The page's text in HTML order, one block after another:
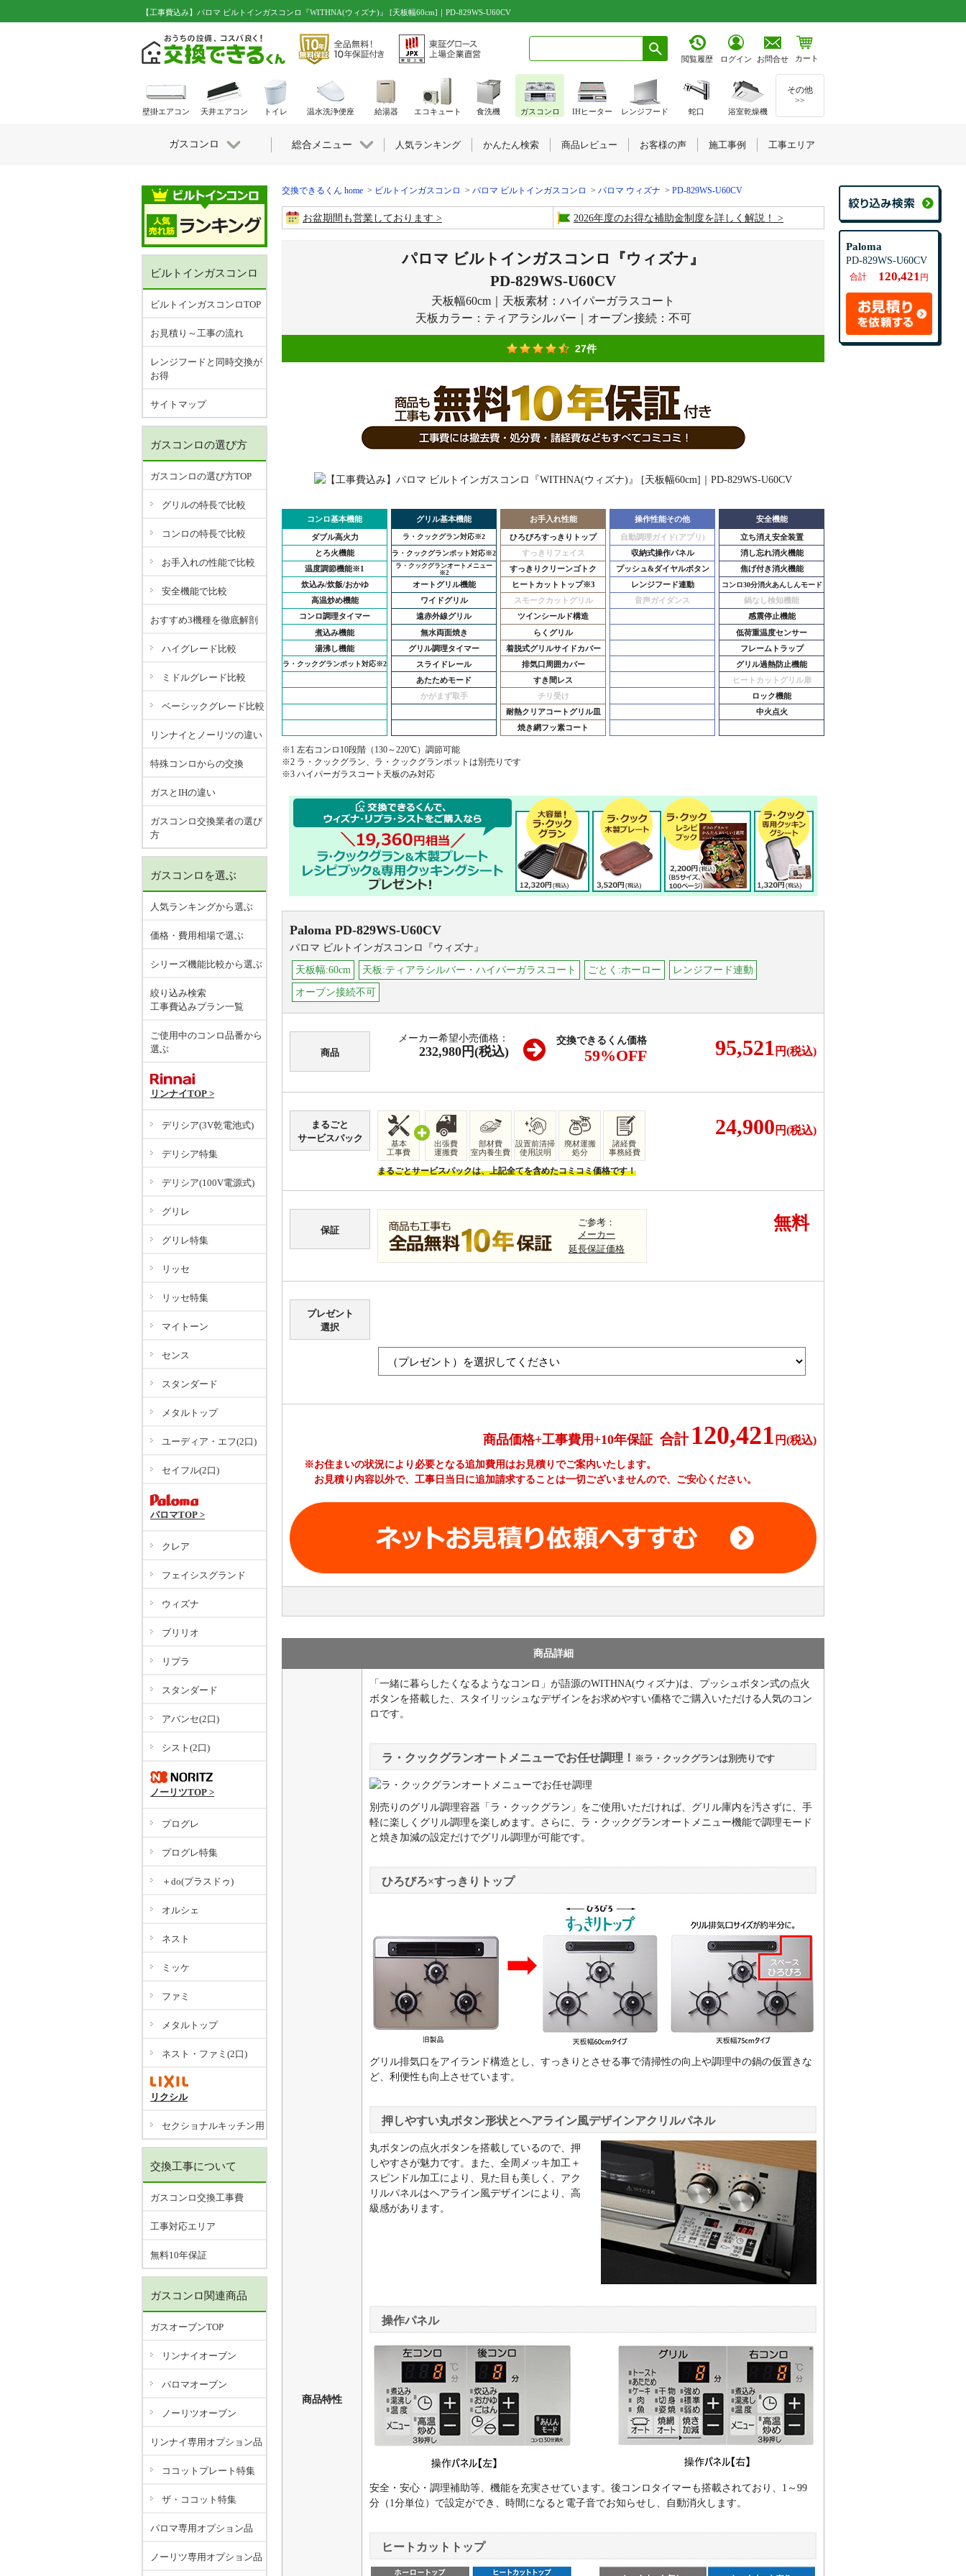
Paloma
PD-829WS-U60CV
合計 120,421 円
【工事費込み】パロマ ビルトインガスコンロ『WITHNA(ウィズナ)』 [天板幅60cm]｜PD-829WS-U60CV
閲覧履歴 ログイン お問合せ カート
交換できるくん home ビルトインガスコンロ パロマ ビルトインガスコンロ パロマ ウィズナ PD-829WS-U60CV
お盆期間も営業しております 2026年度のお得な補助金制度を詳しく解説！
パロマ ビルトインガスコンロ『ウィズナ』
PD-829WS-U60CV
天板幅60cm｜天板素材：ハイパーガラスコート
天板カラー：ティアラシルバー｜オーブン接続：不可
27件
コンロ基本機能
ダブル高火力
とろ火機能
温度調節機能※1
炊込み/炊飯/おかゆ
高温炒め機能
コンロ調理タイマー
煮込み機能
湯沸し機能
ラ・クックグランポット対応※2
グリル基本機能
ラ・クックグラン対応※2
ラ・クックグランポット対応※2
ラ・クックグランオートメニュー
※2
オートグリル機能
ワイドグリル
遠赤外線グリル
無水両面焼き
グリル調理タイマー
スライドレール
あたためモード
かがまず取手
お手入れ性能
ひろびろすっきりトップ
すっきりフェイス
すっきりクリーンゴトク
ヒートカットトップ※3
スモークカットグリル
ツインシールド構造
らくグリル
着脱式グリルサイドカバー
排気口周囲カバー
すき間レス
チリ受け
耐熱クリアコートグリル皿
焼き網フッ素コート
操作性能その他
自動調理ガイド(アプリ)
収納式操作パネル
プッシュ&ダイヤルボタン
レンジフード連動
音声ガイダンス
安全機能
立ち消え安全装置
消し忘れ消火機能
焦げ付き消火機能
コンロ30分消火あんしんモード
鍋なし検知機能
感震停止機能
低荷重温度センサー
フレームトラップ
グリル過熱防止機能
ヒートカットグリル扉
ロック機能
中火点火
※1 左右コンロ10段階（130～220℃）調節可能
※2 ラ・クックグラン、ラ・クックグランポットは別売りです
※3 ハイパーガラスコート天板のみ対応
Paloma PD-829WS-U60CV
パロマ ビルトインガスコンロ『ウィズナ』
天板幅:60cm 天板:ティアラシルバー・ハイパーガラスコート ごとく:ホーロー レンジフード連動
オーブン接続不可
商品
メーカー希望小売価格：
232,980円(税込)
交換できるくん価格
59%OFF 95,521 円(税込)
まるごと
サービスパック
基本
工事費
出張費
運搬費
部材費
室内養生費
設置前清掃
使用説明
廃材運搬
処分
諸経費
事務経費
まるごとサービスパックは、上記全てを含めたコミコミ価格です！
24,900 円(税込)
保証
ご参考：
メーカー
延長保証価格
無料
プレゼント
選択
商品価格+工事費用+10年保証 合計 120,421 円(税込)
※お住まいの状況により必要となる追加費用はお見積りでご案内いたします。
お見積り内容以外で、工事日当日に追加請求することは一切ございませんので、ご安心ください。
商品詳細
商品特性
「一緒に暮らしたくなるようなコンロ」が語源のWITHNA(ウィズナ)は、プッシュボタン式の点火
ボタンを搭載した、スタイリッシュなデザインをお求めやすい価格でご購入いただける人気のコン
ロです。
ラ・クックグランオートメニューでお任せ調理！ ※ラ・クックグランは別売りです
別売りのグリル調理容器「ラ・クックグラン」をご使用いただければ、グリル庫内を汚さずに、手
軽に楽しくグリル調理を楽しめます。さらに、ラ・クックグランオートメニュー機能で調理モード
と焼き加減の設定だけでグリル調理が可能です。
ひろびろ×すっきりトップ
グリル排気口をアイランド構造とし、すっきりとさせる事で清掃性の向上や調理中の鍋の仮置きな
ど、利便性も向上させています。
押しやすい丸ボタン形状とヘアライン風デザインアクリルパネル
丸ボタンの点火ボタンを搭載しているので、押
しやすさが魅力です。また、全周メッキ加工＋
スピンドル加工により、見た目も美しく、アク
リルパネルはヘアライン風デザインにより、高
級感があります。
操作パネル
安全・安心・調理補助等、機能を充実させています。後コンロタイマーも搭載されており、1～99
分（1分単位）で設定ができ、時間になると電子音でお知らせし、自動消火します。
ヒートカットトップ
ビルトインガスコンロ
ビルトインガスコンロTOP
お見積り～工事の流れ
レンジフードと同時交換が
お得
サイトマップ
ガスコンロの選び方
ガスコンロの選び方TOP
グリルの特長で比較
コンロの特長で比較
お手入れの性能で比較
安全機能で比較
おすすめ3機種を徹底解剖
ハイグレード比較
ミドルグレード比較
ベーシックグレード比較
リンナイとノーリツの違い
特殊コンロからの交換
ガスとIHの違い
ガスコンロ交換業者の選び
方
ガスコンロを選ぶ
人気ランキングから選ぶ
価格・費用相場で選ぶ
シリーズ機能比較から選ぶ
絞り込み検索
工事費込みプラン一覧
ご使用中のコンロ品番から
選ぶ
リンナイTOP >
デリシア(3V乾電池式)
デリシア特集
デリシア(100V電源式)
グリレ
グリレ特集
リッセ
リッセ特集
マイトーン
センス
スタンダード
メタルトップ
ユーディア・エフ(2口)
セイフル(2口)
パロマTOP >
クレア
フェイシスグランド
ウィズナ
ブリリオ
リプラ
スタンダード
アバンセ(2口)
シスト(2口)
ノーリツTOP >
プログレ
プログレ特集
＋do(プラスドゥ)
オルシェ
ネスト
ミッケ
ファミ
メタルトップ
ネスト・ファミ(2口)
リクシル
セクショナルキッチン用
交換工事について
ガスコンロ交換工事費
工事対応エリア
無料10年保証
ガスコンロ関連商品
ガスオーブンTOP
リンナイオーブン
パロマオーブン
ノーリツオーブン
リンナイ専用オプション品
ココットプレート特集
ザ・ココット特集
パロマ専用オプション品
ノーリツ専用オプション品
壁掛エアコン 天井エアコン トイレ 温水洗浄便座 給湯器 エコキュート 食洗機 ガスコンロ IHヒーター レンジフード 蛇口 浴室乾燥機
その他
>>
ガスコンロ 総合メニュー 人気ランキング かんたん検索 商品レビュー お客様の声 施工事例 工事エリア